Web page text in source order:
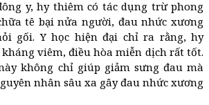
y, hy thiêm có tác dụng trừ phong
tê bại nửa người, đau nhức xương
gối. Y học hiện đại chỉ ra rằng, hy
viêm, điều hòa miễn dịch rất tốt.
không chỉ giúp giảm sưng đau mà
nhân sâu xa gây đau nhức xương